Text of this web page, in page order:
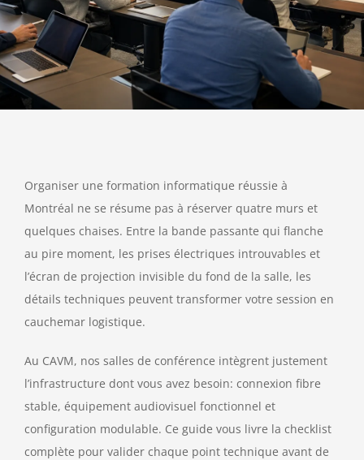
Organiser une formation informatique réussie à
Montréal ne se résume pas à réserver quatre murs et
quelques chaises. Entre la bande passante qui flanche
au pire moment, les prises électriques introuvables et
l’écran de projection invisible du fond de la salle, les
détails techniques peuvent transformer votre session en
cauchemar logistique.
Au CAVM, nos salles de conférence intègrent justement
l’infrastructure dont vous avez besoin: connexion fibre
stable, équipement audiovisuel fonctionnel et
configuration modulable. Ce guide vous livre la checklist
complète pour valider chaque point technique avant de